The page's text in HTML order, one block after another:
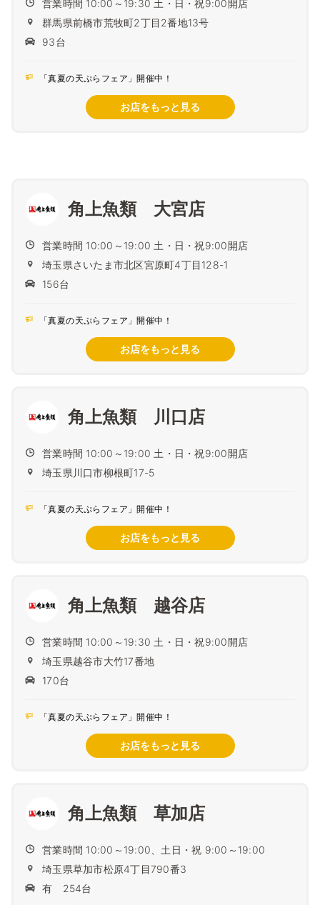
営業時間 10:00～19:30 土・日・祝9:00開店
群馬県前橋市荒牧町2丁目2番地13号
93台
「真夏の天ぷらフェア」開催中！
お店をもっと見る
角上魚類 大宮店
営業時間 10:00～19:00 土・日・祝9:00開店
埼玉県さいたま市北区宮原町4丁目128-1
156台
「真夏の天ぷらフェア」開催中！
お店をもっと見る
角上魚類 川口店
営業時間 10:00～19:00 土・日・祝9:00開店
埼玉県川口市柳根町17-5
「真夏の天ぷらフェア」開催中！
お店をもっと見る
角上魚類 越谷店
営業時間 10:00～19:30 土・日・祝9:00開店
埼玉県越谷市大竹17番地
170台
「真夏の天ぷらフェア」開催中！
お店をもっと見る
角上魚類 草加店
営業時間 10:00～19:00、土日・祝 9:00～19:00
埼玉県草加市松原4丁目790番3
有 254台